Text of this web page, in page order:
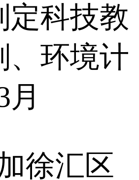
定科技教
、环境计
徐汇区